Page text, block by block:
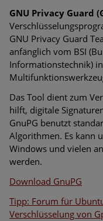
GNU Privacy Guard
GNU Privacy Guard
anfänglich vom BSI
Informationstechnik)
Das Tool dient zum
hilft, digitale
GnuPG benutzt
Algorithmen. Es kann
Windows und vielen
werden.
Download GnuPG
Tipp: Forum für
Verschlüsselung von